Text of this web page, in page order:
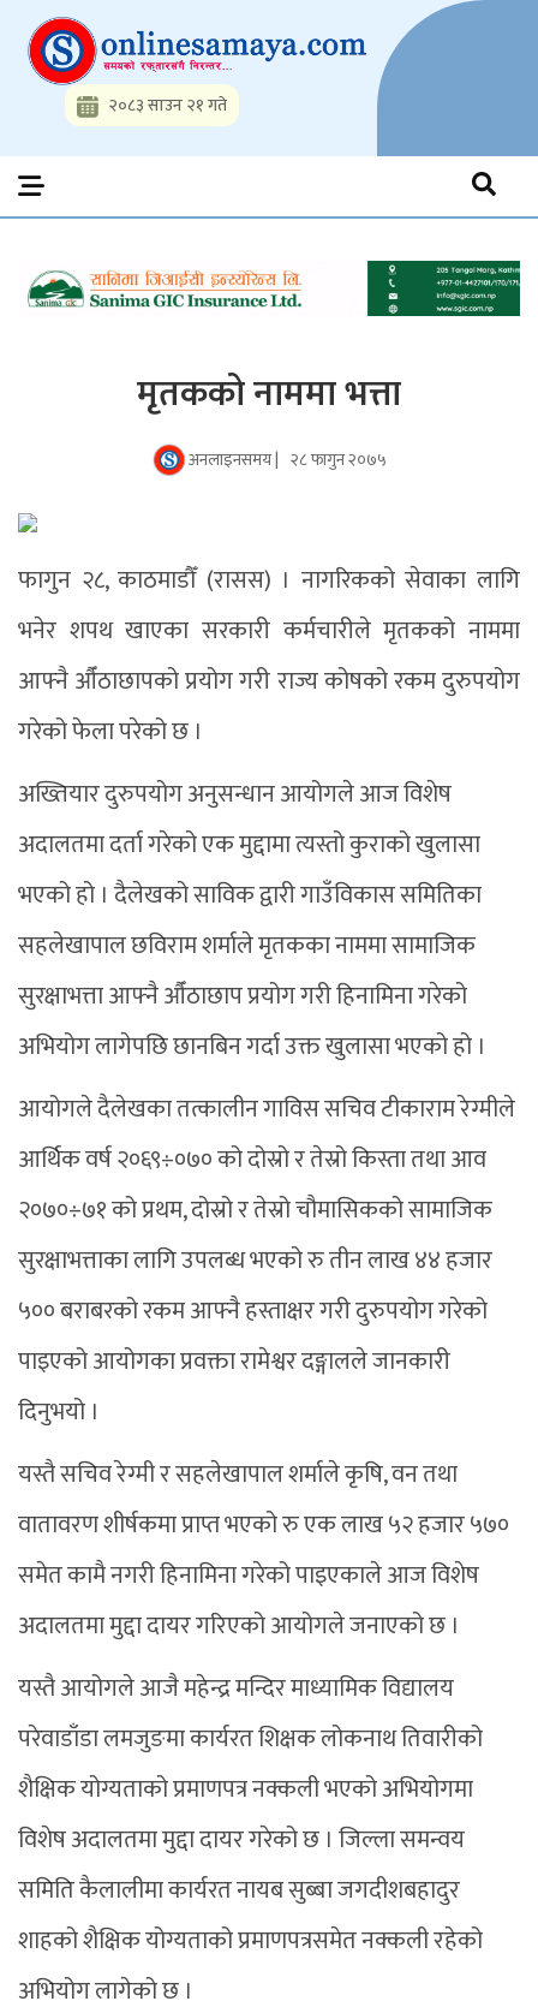
content
Onlinesamaya.com
Nepal News Portal, Business, Hot News, Interview, Opinions,
Politics, Science, Technology, Social, Media, Sports, Youth, Model
Watch, Movies
२०८३ साउन २१ गते
मृतकको नाममा भत्ता
अनलाइनसमय | २८ फागुन २०७५
फागुन २८, काठमाडौँ (रासस) । नागरिकको सेवाका लागि
भनेर शपथ खाएका सरकारी कर्मचारीले मृतकको नाममा
आफ्नै औँठाछापको प्रयोग गरी राज्य कोषको रकम दुरुपयोग
गरेको फेला परेको छ ।
अख्तियार दुरुपयोग अनुसन्धान आयोगले आज विशेष
अदालतमा दर्ता गरेको एक मुद्दामा त्यस्तो कुराको खुलासा
भएको हो । दैलेखको साविक द्वारी गाउँविकास समितिका
सहलेखापाल छविराम शर्माले मृतकका नाममा सामाजिक
सुरक्षाभत्ता आफ्नै औँठाछाप प्रयोग गरी हिनामिना गरेको
अभियोग लागेपछि छानबिन गर्दा उक्त खुलासा भएको हो ।
आयोगले दैलेखका तत्कालीन गाविस सचिव टीकाराम रेग्मीले
आर्थिक वर्ष २०६९÷०७० को दोस्रो र तेस्रो किस्ता तथा आव
२०७०÷७१ को प्रथम, दोस्रो र तेस्रो चौमासिकको सामाजिक
सुरक्षाभत्ताका लागि उपलब्ध भएको रु तीन लाख ४४ हजार
५०० बराबरको रकम आफ्नै हस्ताक्षर गरी दुरुपयोग गरेको
पाइएको आयोगका प्रवक्ता रामेश्वर दङ्गालले जानकारी
दिनुभयो ।
यस्तै सचिव रेग्मी र सहलेखापाल शर्माले कृषि, वन तथा
वातावरण शीर्षकमा प्राप्त भएको रु एक लाख ५२ हजार ५७०
समेत कामै नगरी हिनामिना गरेको पाइएकाले आज विशेष
अदालतमा मुद्दा दायर गरिएको आयोगले जनाएको छ ।
यस्तै आयोगले आजै महेन्द्र मन्दिर माध्यामिक विद्यालय
परेवाडाँडा लमजुङमा कार्यरत शिक्षक लोकनाथ तिवारीको
शैक्षिक योग्यताको प्रमाणपत्र नक्कली भएको अभियोगमा
विशेष अदालतमा मुद्दा दायर गरेको छ । जिल्ला समन्वय
समिति कैलालीमा कार्यरत नायब सुब्बा जगदीशबहादुर
शाहको शैक्षिक योग्यताको प्रमाणपत्रसमेत नक्कली रहेको
अभियोग लागेको छ ।